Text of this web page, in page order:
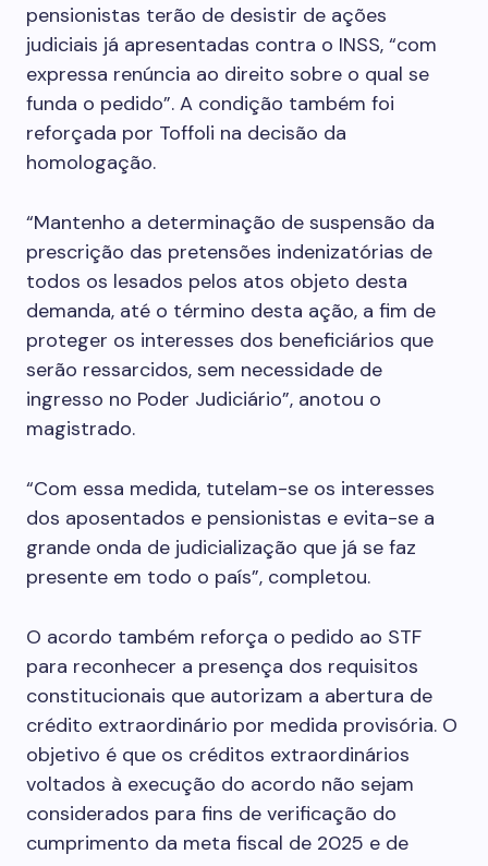
pensionistas terão de desistir de ações
judiciais já apresentadas contra o INSS, “com
expressa renúncia ao direito sobre o qual se
funda o pedido”. A condição também foi
reforçada por Toffoli na decisão da
homologação.
“Mantenho a determinação de suspensão da
prescrição das pretensões indenizatórias de
todos os lesados pelos atos objeto desta
demanda, até o término desta ação, a fim de
proteger os interesses dos beneficiários que
serão ressarcidos, sem necessidade de
ingresso no Poder Judiciário”, anotou o
magistrado.
“Com essa medida, tutelam-se os interesses
dos aposentados e pensionistas e evita-se a
grande onda de judicialização que já se faz
presente em todo o país”, completou.
O acordo também reforça o pedido ao STF
para reconhecer a presença dos requisitos
constitucionais que autorizam a abertura de
crédito extraordinário por medida provisória. O
objetivo é que os créditos extraordinários
voltados à execução do acordo não sejam
considerados para fins de verificação do
cumprimento da meta fiscal de 2025 e de